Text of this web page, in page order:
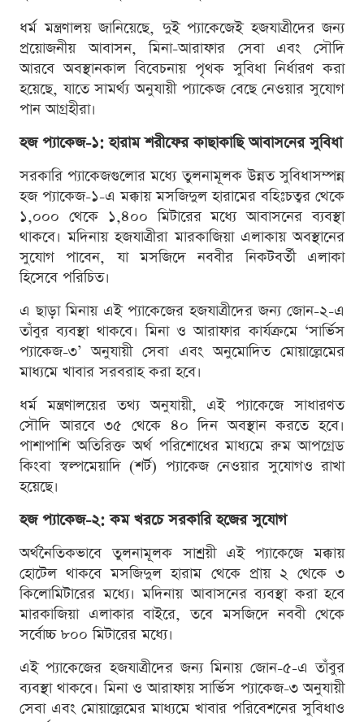
ধর্ম মন্ত্রণালয় জানিয়েছে, দুই প্যাকেজেই হজযাত্রীদের জন্য
প্রয়োজনীয় আবাসন, মিনা-আরাফার সেবা এবং সৌদি
আরবে অবস্থানকাল বিবেচনায় পৃথক সুবিধা নির্ধারণ করা
হয়েছে, যাতে সামর্থ্য অনুযায়ী প্যাকেজ বেছে নেওয়ার সুযোগ
পান আগ্রহীরা।
হজ প্যাকেজ-১: হারাম শরীফের কাছাকাছি আবাসনের সুবিধা
সরকারি প্যাকেজগুলোর মধ্যে তুলনামূলক উন্নত সুবিধাসম্পন্ন
হজ প্যাকেজ-১-এ মক্কায় মসজিদুল হারামের বহিঃচত্বর থেকে
১,০০০ থেকে ১,৪০০ মিটারের মধ্যে আবাসনের ব্যবস্থা
থাকবে। মদিনায় হজযাত্রীরা মারকাজিয়া এলাকায় অবস্থানের
সুযোগ পাবেন, যা মসজিদে নববীর নিকটবর্তী এলাকা
হিসেবে পরিচিত।
এ ছাড়া মিনায় এই প্যাকেজের হজযাত্রীদের জন্য জোন-২-এ
তাঁবুর ব্যবস্থা থাকবে। মিনা ও আরাফার কার্যক্রমে ‘সার্ভিস
প্যাকেজ-৩’ অনুযায়ী সেবা এবং অনুমোদিত মোয়াল্লেমের
মাধ্যমে খাবার সরবরাহ করা হবে।
ধর্ম মন্ত্রণালয়ের তথ্য অনুযায়ী, এই প্যাকেজে সাধারণত
সৌদি আরবে ৩৫ থেকে ৪০ দিন অবস্থান করতে হবে।
পাশাপাশি অতিরিক্ত অর্থ পরিশোধের মাধ্যমে রুম আপগ্রেড
কিংবা স্বল্পমেয়াদি (শর্ট) প্যাকেজ নেওয়ার সুযোগও রাখা
হয়েছে।
হজ প্যাকেজ-২: কম খরচে সরকারি হজের সুযোগ
অর্থনৈতিকভাবে তুলনামূলক সাশ্রয়ী এই প্যাকেজে মক্কায়
হোটেল থাকবে মসজিদুল হারাম থেকে প্রায় ২ থেকে ৩
কিলোমিটারের মধ্যে। মদিনায় আবাসনের ব্যবস্থা করা হবে
মারকাজিয়া এলাকার বাইরে, তবে মসজিদে নববী থেকে
সর্বোচ্চ ৮০০ মিটারের মধ্যে।
এই প্যাকেজের হজযাত্রীদের জন্য মিনায় জোন-৫-এ তাঁবুর
ব্যবস্থা থাকবে। মিনা ও আরাফায় সার্ভিস প্যাকেজ-৩ অনুযায়ী
সেবা এবং মোয়াল্লেমের মাধ্যমে খাবার পরিবেশনের সুবিধাও